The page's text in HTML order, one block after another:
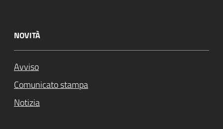
NOVITÀ
Avviso
Comunicato stampa
Notizia